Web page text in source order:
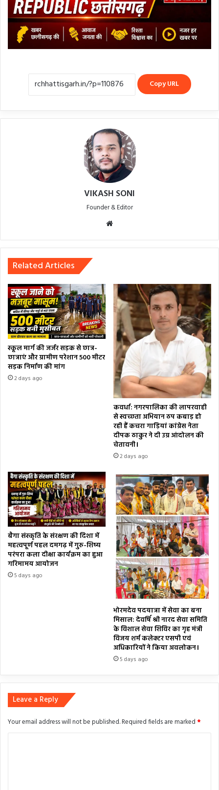
Copy URL
VIKASH SONI
Founder & Editor
Related Articles
स्कूल मार्ग की जर्जर सड़क से छात्र-
छात्राएं और ग्रामीण परेशान 500 मीटर
सड़क निर्माण की मांग
2 days ago
कवर्धा: नगरपालिका की लापरवाही
से स्वच्छता अभियान ठप कबाड़ हो
रही हैं कचरा गाड़ियां कांग्रेस नेता
दीपक ठाकुर ने दी उग्र आंदोलन की
चेतावनी।
2 days ago
बैगा संस्कृति के संरक्षण की दिशा में
महत्वपूर्ण पहल दमगढ़ में गुरु-शिष्य
परंपरा कला दीक्षा कार्यक्रम का हुआ
गरिमामय आयोजन
5 days ago
भोरमदेव पदयात्रा में सेवा का बना
मिसाल: देवर्षि श्री नारद सेवा समिति
के विशाल सेवा शिविर का गृह मंत्री
विजय शर्म कलेक्टर एसपी एवं
अधिकारियों ने किया अवलोकन।
5 days ago
Leave a Reply
Your email address will not be published.Required fields are marked *